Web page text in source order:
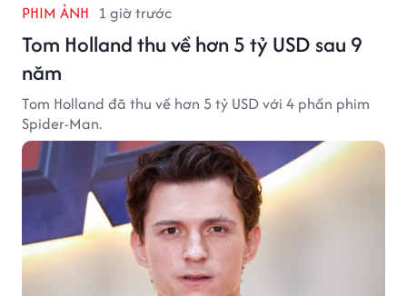
PHIM ẢNH 1 giờ trước
Tom Holland thu về hơn 5 tỷ USD sau 9
năm
Tom Holland đã thu về hơn 5 tỷ USD với 4 phần phim
Spider-Man.